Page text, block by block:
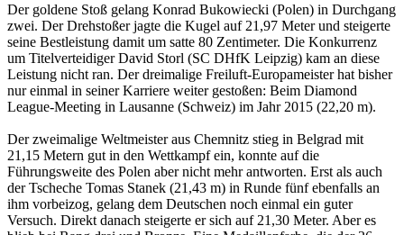
Der goldene Stoß gelang Konrad Bukowiecki (Polen) in Durchgang
zwei. Der Drehstoßer jagte die Kugel auf 21,97 Meter und steigerte
seine Bestleistung damit um satte 80 Zentimeter. Die Konkurrenz
um Titelverteidiger David Storl (SC DHfK Leipzig) kam an diese
Leistung nicht ran. Der dreimalige Freiluft-Europameister hat bisher
nur einmal in seiner Karriere weiter gestoßen: Beim Diamond
League-Meeting in Lausanne (Schweiz) im Jahr 2015 (22,20 m).
Der zweimalige Weltmeister aus Chemnitz stieg in Belgrad mit
21,15 Metern gut in den Wettkampf ein, konnte auf die
Führungsweite des Polen aber nicht mehr antworten. Erst als auch
der Tscheche Tomas Stanek (21,43 m) in Runde fünf ebenfalls an
ihm vorbeizog, gelang dem Deutschen noch einmal ein guter
Versuch. Direkt danach steigerte er sich auf 21,30 Meter. Aber es